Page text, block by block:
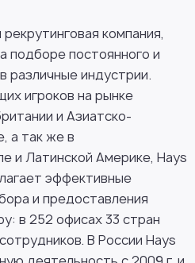
компания,
подборе постоянного и
различные индустрии.
игроков на рынке
и Азиатско-
а так же в
и Латинской Америке, Hays
эффективные
и предоставления
в 252 офисах 33 стран
В России Hays